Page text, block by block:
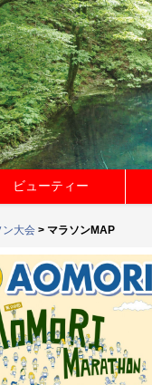
ビューティー
ン大会 > マラソンMAP